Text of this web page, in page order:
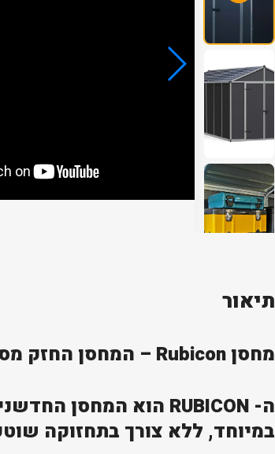
תיאור
מחסן Rubicon – המחסן החזק מסוגו בישראל
במיוחד, ללא צורך בתחזוקה